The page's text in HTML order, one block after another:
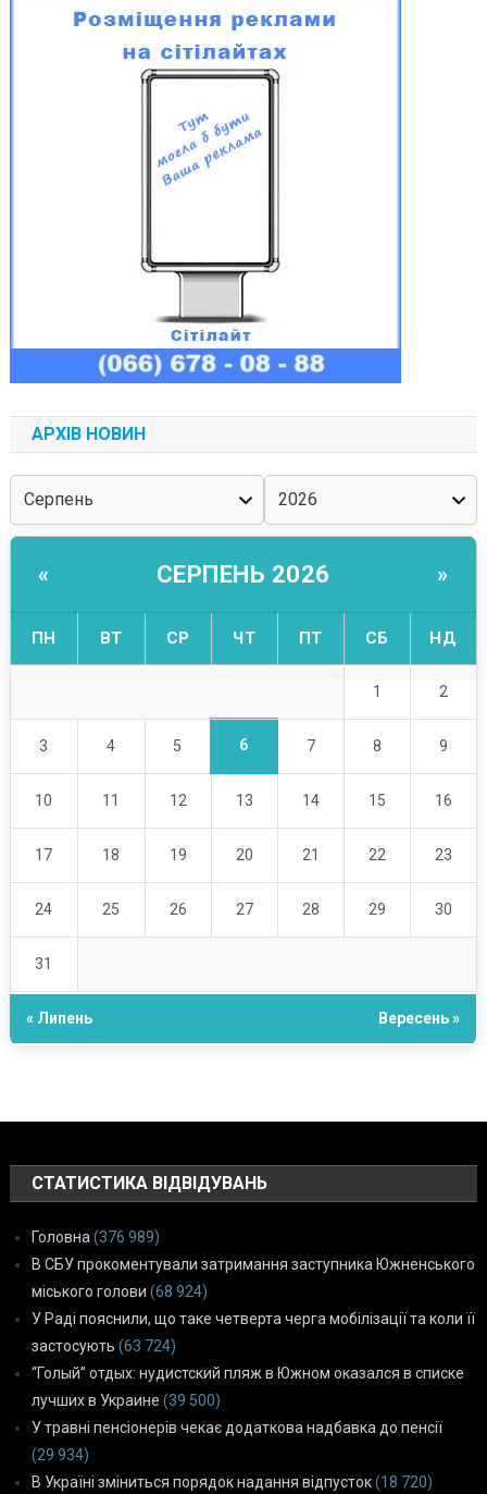
АРХІВ НОВИН
« СЕРПЕНЬ 2026 »
ПН ВТ СР ЧТ ПТ СБ НД
1 2
3 4 5 6 7 8 9
10 11 12 13 14 15 16
17 18 19 20 21 22 23
24 25 26 27 28 29 30
31
« Липень Вересень »
СТАТИСТИКА ВІДВІДУВАНЬ
Головна (376 989)
В СБУ прокоментували затримання заступника Южненського
міського голови (68 924)
У Раді пояснили, що таке четверта черга мобілізації та коли її
застосують (63 724)
“Голый” отдых: нудистский пляж в Южном оказался в списке
лучших в Украине (39 500)
У травні пенсіонерів чекає додаткова надбавка до пенсії
(29 934)
В Україні зміниться порядок надання відпусток(18 720)